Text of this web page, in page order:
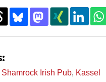
Irish Pub, Kassel